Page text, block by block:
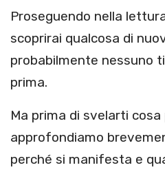
Proseguendo nella
scoprirai qualcosa di
probabilmente nessuno
prima.
Ma prima di svelarti
approfondiamo
perché si manifesta e